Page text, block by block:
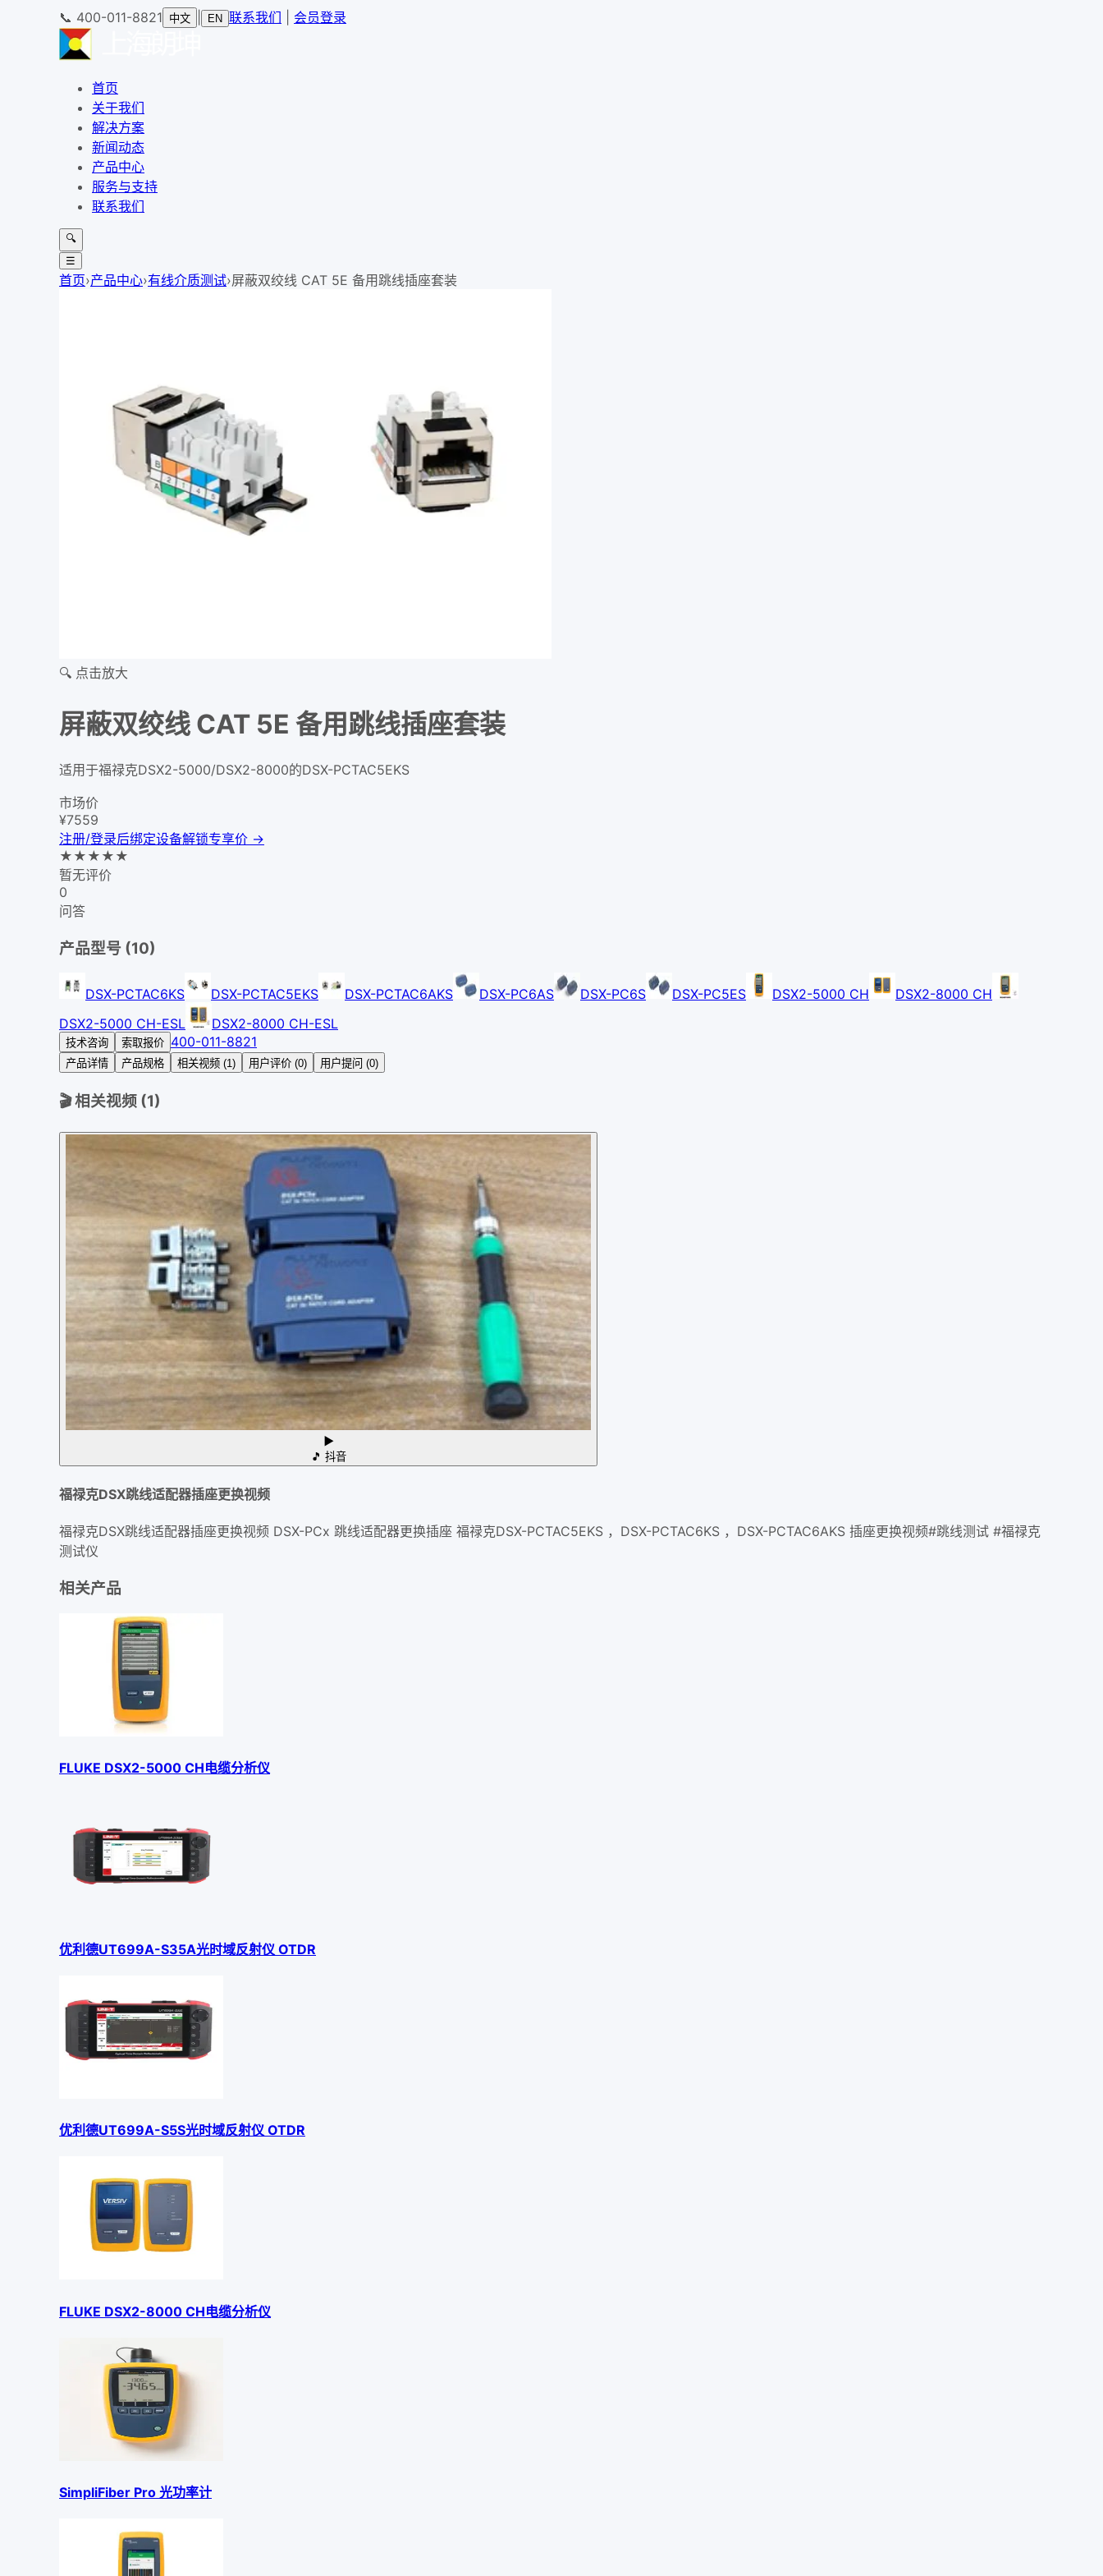
📞 400-011-8821 中文 EN 联系我们 会员登录
首页
关于我们
解决方案
新闻动态
产品中心
服务与支持
联系我们
🔍
☰
首页›产品中心›有线介质测试›屏蔽双绞线 CAT 5E 备用跳线插座套装
🔍 点击放大
屏蔽双绞线 CAT 5E 备用跳线插座套装
适用于福禄克DSX2-5000/DSX2-8000的DSX-PCTAC5EKS
市场价
¥7559
注册/登录后绑定设备解锁专享价 →
★ ★ ★ ★ ★
暂无评价
0
问答
产品型号 (10)
DSX-PCTAC6KS DSX-PCTAC5EKS DSX-PCTAC6AKS DSX-PC6AS DSX-PC6S DSX-PC5ES DSX2-5000 CH
DSX2-8000 CH
DSX2-5000 CH-ESL
DSX2-8000 CH-ESL
技术咨询 索取报价 400-011-8821
产品详情 产品规格 相关视频 (1) 用户评价 (0) 用户提问 (0)
🎬 相关视频 (1)
▶
🎵 抖音
福禄克DSX跳线适配器插座更换视频
福禄克DSX跳线适配器插座更换视频 DSX-PCx 跳线适配器更换插座 福禄克DSX-PCTAC5EKS ，DSX-PCTAC6KS ，DSX-PCTAC6AKS 插座更换视频#跳线测试 #福禄克
测试仪
相关产品
FLUKE DSX2-5000 CH电缆分析仪
优利德UT699A-S35A光时域反射仪 OTDR
优利德UT699A-S5S光时域反射仪 OTDR
FLUKE DSX2-8000 CH电缆分析仪
SimpliFiber Pro 光功率计